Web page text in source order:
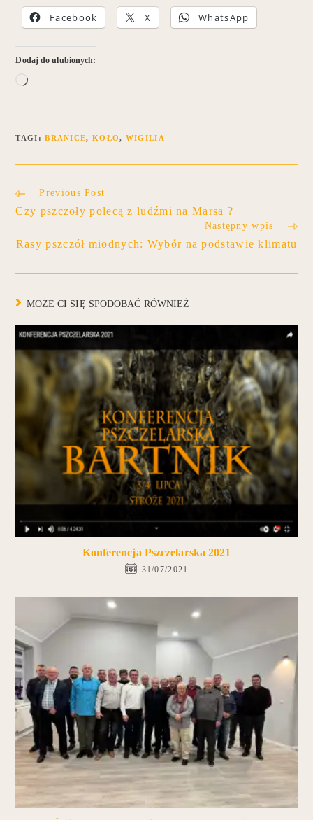
Facebook X WhatsApp
Dodaj do ulubionych:
TAGI :BRANICE, KOŁO, WIGILIA
Previous Post
Czy pszczoły polecą z ludźmi na Marsa ?
Następny wpis
Rasy pszczół miodnych: Wybór na podstawie klimatu
MOŻE CI SIĘ SPODOBAĆ RÓWNIEŻ
Konferencja Pszczelarska 2021
31/07/2021